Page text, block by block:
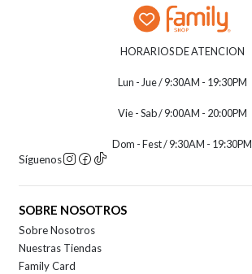
HORARIOS DE ATENCION
Lun - Jue / 9:30AM - 19:30PM
Vie - Sab / 9:00AM - 20:00PM
Dom - Fest / 9:30AM - 19:30PM
Síguenos
SOBRE NOSOTROS
Sobre Nosotros
Nuestras Tiendas
Family Card